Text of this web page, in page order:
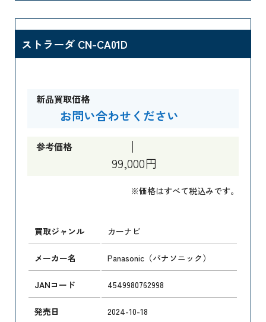
ストラーダ CN-CA01D
新品買取価格
お問い合わせください
参考価格
99,000円
※価格はすべて税込みです。
買取ジャンル カーナビ
メーカー名 Panasonic（パナソニック）
JANコード 4549980762998
発売日 2024-10-18